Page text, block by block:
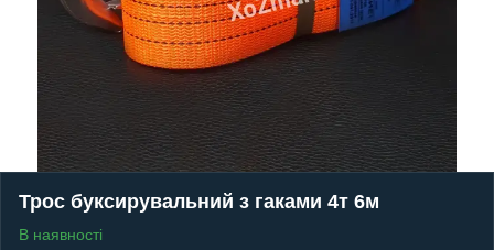
Трос буксирувальний з гаками 4т 6м
В наявності